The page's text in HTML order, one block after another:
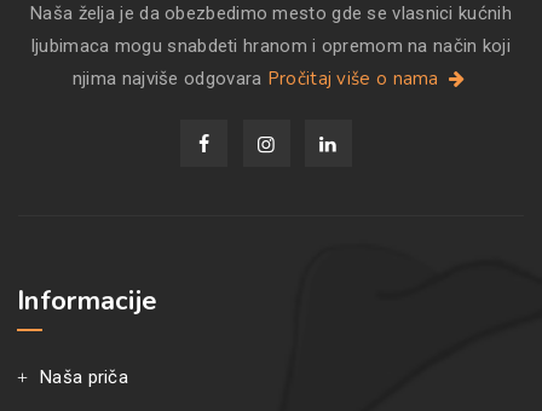
Naša želja je da obezbedimo mesto gde se vlasnici kućnih
ljubimaca mogu snabdeti hranom i opremom na način koji
njima najviše odgovara Pročitaj više o nama
Informacije
Naša priča